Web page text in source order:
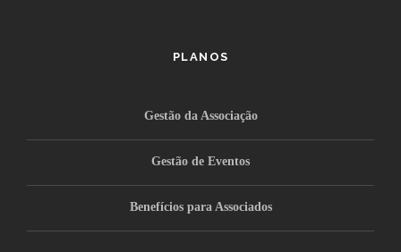
PLANOS
Gestão da Associação
Gestão de Eventos
Benefícios para Associados